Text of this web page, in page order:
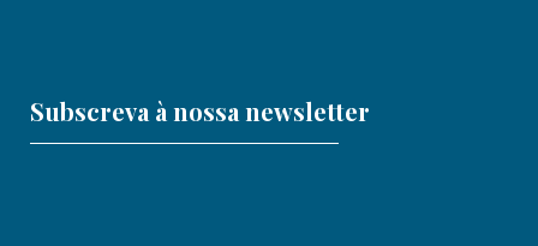
Subscreva à nossa newsletter